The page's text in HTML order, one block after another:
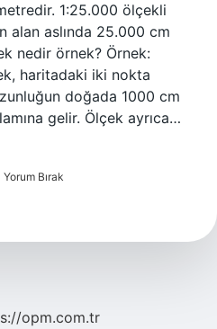
1:25.000 ölçekli
alan aslında 25.000 cm
nedir örnek? Örnek:
haritadaki iki nokta
doğada 1000 cm
gelir. Ölçek ayrıca…
Yorum Bırak
opm.com.tr